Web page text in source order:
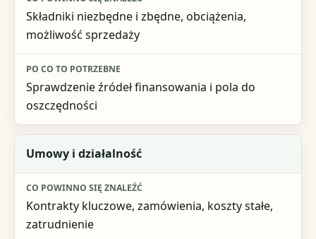
Składniki niezbędne i zbędne, obciążenia,
możliwość sprzedaży
Sprawdzenie źródeł finansowania i pola do
oszczędności
Umowy i działalność
Kontrakty kluczowe, zamówienia, koszty stałe,
zatrudnienie